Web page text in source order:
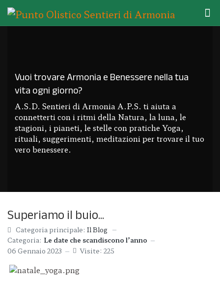
Vuoi trovare Armonia e Benessere nella tua
vita ogni giorno?
A.S.D. Sentieri di Armonia A.P.S. ti aiuta a
connetterti con i ritmi della Natura, la luna, le
stagioni, i pianeti, le stelle con pratiche Yoga,
rituali, suggerimenti, meditazioni per trovare il tuo
vero benessere.
Superiamo il buio...
Categoria principale: Il Blog
Categoria: Le date che scandiscono l’anno
06 Gennaio 2023
Visite: 225